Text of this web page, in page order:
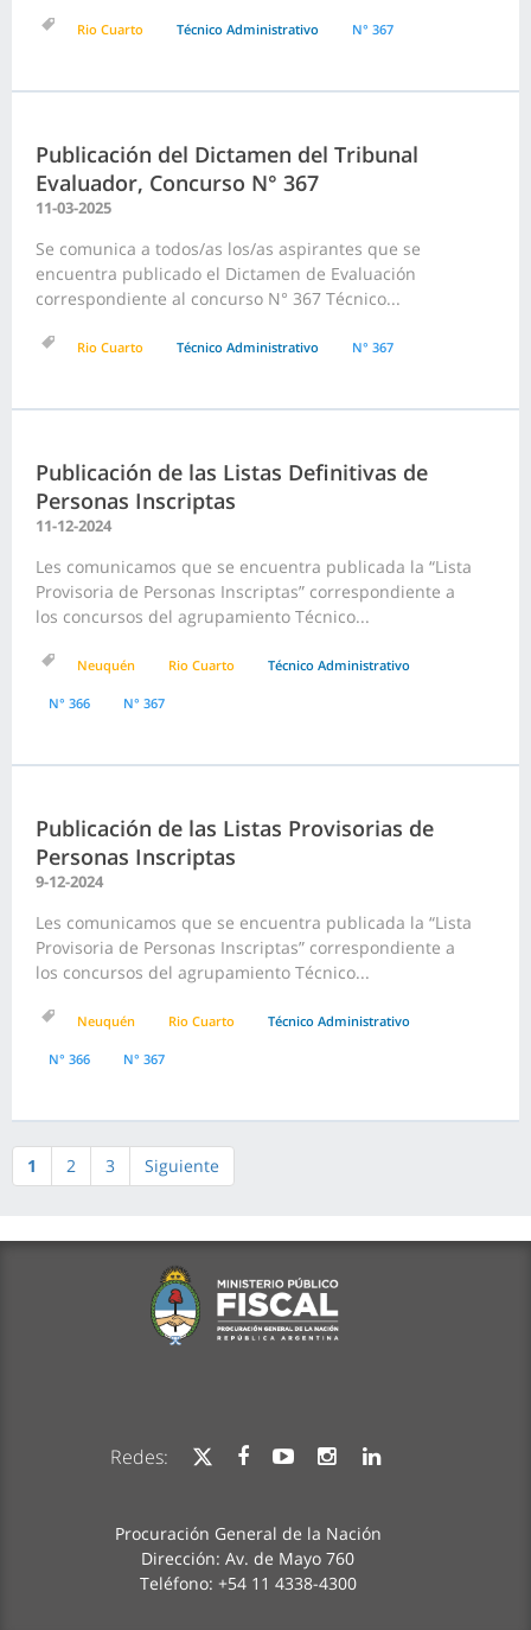
Rio Cuarto Técnico Administrativo N° 367
Publicación del Dictamen del Tribunal
Evaluador, Concurso N° 367
11-03-2025
Se comunica a todos/as los/as aspirantes que se
encuentra publicado el Dictamen de Evaluación
correspondiente al concurso N° 367 Técnico...
Rio Cuarto Técnico Administrativo N° 367
Publicación de las Listas Definitivas de
Personas Inscriptas
11-12-2024
Les comunicamos que se encuentra publicada la “Lista
Provisoria de Personas Inscriptas” correspondiente a
los concursos del agrupamiento Técnico...
Neuquén Rio Cuarto Técnico Administrativo
N° 366 N° 367
Publicación de las Listas Provisorias de
Personas Inscriptas
9-12-2024
Les comunicamos que se encuentra publicada la “Lista
Provisoria de Personas Inscriptas” correspondiente a
los concursos del agrupamiento Técnico...
Neuquén Rio Cuarto Técnico Administrativo
N° 366 N° 367
1 2 3 Siguiente
Redes:
Procuración General de la Nación
Dirección: Av. de Mayo 760
Teléfono: +54 11 4338-4300